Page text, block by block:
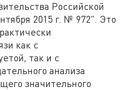
Российской
2015 г. № 972". Это
как с
так и с
анализа
значительного